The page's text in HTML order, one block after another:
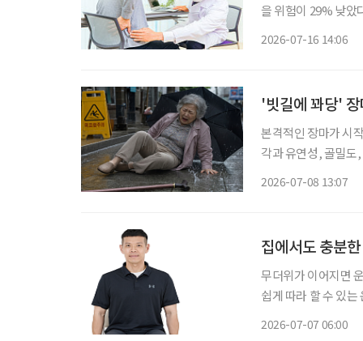
을 위험이 29% 낮았다는 연구 결과가 나
2026-07-16 14:06
'빗길에 꽈당'
본격적인 장마가 시
각과 유연성, 골밀도
2026-07-08 13:07
집에서도 충분
무더위가 이어지면 운동을 미루기 쉽다. 유재
쉽게 따라 할 수 있는
2026-07-07 06:00